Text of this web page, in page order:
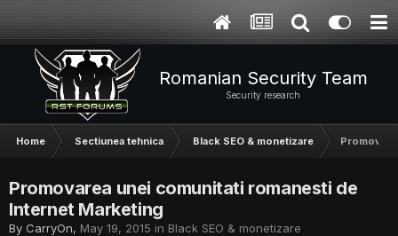
Romanian Security Team
Security research
Home Sectiunea tehnica Black SEO & monetizare
Promovarea unei comunitati romanesti de
Internet Marketing
By CarryOn, May 19, 2015 in Black SEO & monetizare